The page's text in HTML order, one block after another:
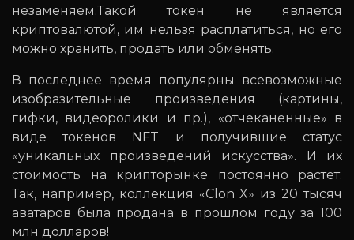
незаменяем.Такой токен не является
криптовалютой, им нельзя расплатиться, но его
можно хранить, продать или обменять.
В последнее время популярны всевозможные
изобразительные произведения (картины,
гифки, видеоролики и пр.), «отчеканенные» в
виде токенов NFT и получившие статус
«уникальных произведений искусства». И их
стоимость на крипторынке постоянно растет.
Так, например, коллекция «Clon X» из 20 тысяч
аватаров была продана в прошлом году за 100
млн долларов!